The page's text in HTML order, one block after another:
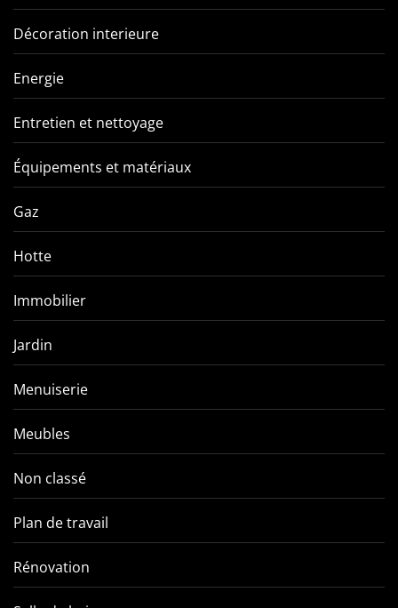
Décoration interieure
Energie
Entretien et nettoyage
Équipements et matériaux
Gaz
Hotte
Immobilier
Jardin
Menuiserie
Meubles
Non classé
Plan de travail
Rénovation